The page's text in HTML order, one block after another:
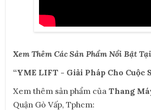
Xem Thêm Các Sản Phẩm Nổi Bật
“YME LIFT - Giải Pháp Cho Cuộc
Xem thêm sản phẩm của Thang
Quận Gò Vấp, Tphcm: